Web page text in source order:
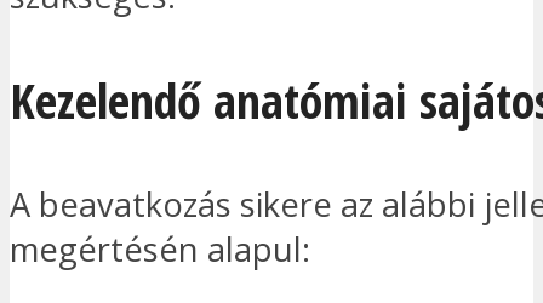
Kezelendő anatómiai
A beavatkozás sikere az alábbi
megértésén alapul: